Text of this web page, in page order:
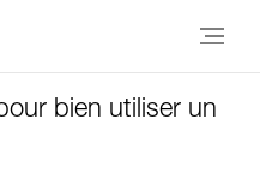
bien utiliser un